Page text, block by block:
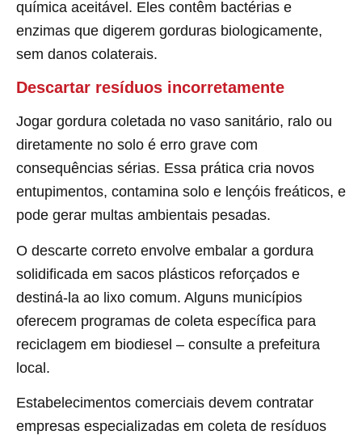
química aceitável. Eles contêm bactérias e
enzimas que digerem gorduras biologicamente,
sem danos colaterais.
Descartar resíduos incorretamente
Jogar gordura coletada no vaso sanitário, ralo ou
diretamente no solo é erro grave com
consequências sérias. Essa prática cria novos
entupimentos, contamina solo e lençóis freáticos, e
pode gerar multas ambientais pesadas.
O descarte correto envolve embalar a gordura
solidificada em sacos plásticos reforçados e
destiná-la ao lixo comum. Alguns municípios
oferecem programas de coleta específica para
reciclagem em biodiesel – consulte a prefeitura
local.
Estabelecimentos comerciais devem contratar
empresas especializadas em coleta de resíduos